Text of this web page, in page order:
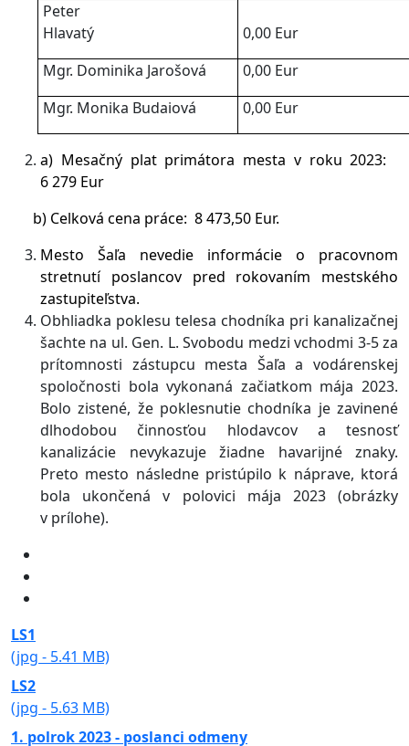
Peter
Hlavatý
0,00 Eur
Mgr. Dominika Jarošová
0,00 Eur
Mgr. Monika Budaiová
0,00 Eur
a) Mesačný plat primátora mesta v roku 2023:
6 279 Eur
b) Celková cena práce: 8 473,50 Eur.
Mesto Šaľa nevedie informácie o pracovnom
stretnutí poslancov pred rokovaním mestského
zastupiteľstva.
Obhliadka poklesu telesa chodníka pri kanalizačnej
šachte na ul. Gen. L. Svobodu medzi vchodmi 3-5 za
prítomnosti zástupcu mesta Šaľa a vodárenskej
spoločnosti bola vykonaná začiatkom mája 2023.
Bolo zistené, že poklesnutie chodníka je zavinené
dlhodobou činnosťou hlodavcov a tesnosť
kanalizácie nevykazuje žiadne havarijné znaky.
Preto mesto následne pristúpilo k náprave, ktorá
bola ukončená v polovici mája 2023 (obrázky
v prílohe).
LS1
(jpg - 5.41 MB)
LS2
(jpg - 5.63 MB)
1. polrok 2023 - poslanci odmeny